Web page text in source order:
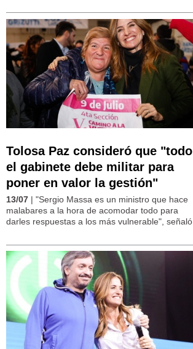
Tolosa Paz consideró que "todo
el gabinete debe militar para
poner en valor la gestión"
13/07 | "Sergio Massa es un ministro que hace
malabares a la hora de acomodar todo para
darles respuestas a los más vulnerable", señaló.